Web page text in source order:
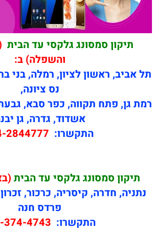
תיקון סמסונג גלקסי עד הבית
והשפלה) ב:
תל אביב, ראשון לציון, רמלה, בני
נס ציונה,
רמת גן, פתח תקווה, כפר סבא,
אשדוד, גדרה, גן
התקשרו: 2844777
תיקון סמסונג גלקסי עד הבית
נתניה, חדרה, קיסריה, כרכור,
פרדס חנה
התקשרו: 374-4743